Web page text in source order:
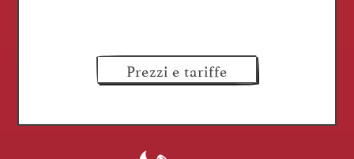
Prezzi e tariffe